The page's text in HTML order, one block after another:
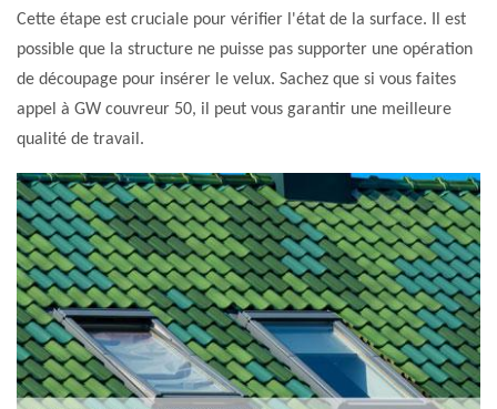
Cette étape est cruciale pour vérifier l'état de la surface. Il est
possible que la structure ne puisse pas supporter une opération
de découpage pour insérer le velux. Sachez que si vous faites
appel à GW couvreur 50, il peut vous garantir une meilleure
qualité de travail.